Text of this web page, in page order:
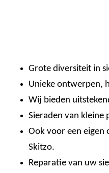
Grote diversiteit in
Unieke ontwerpen,
Wij bieden
Sieraden van kleine
Ook voor een
Skitzo.
Reparatie van uw